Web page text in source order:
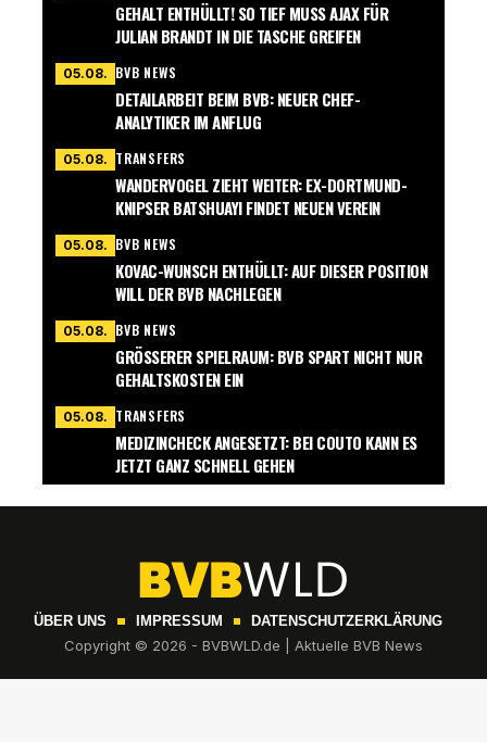
GEHALT ENTHÜLLT! SO TIEF MUSS AJAX FÜR
JULIAN BRANDT IN DIE TASCHE GREIFEN
05.08. BVB NEWS
DETAILARBEIT BEIM BVB: NEUER CHEF-
ANALYTIKER IM ANFLUG
05.08. TRANSFERS
WANDERVOGEL ZIEHT WEITER: EX-DORTMUND-
KNIPSER BATSHUAYI FINDET NEUEN VEREIN
05.08. BVB NEWS
KOVAC-WUNSCH ENTHÜLLT: AUF DIESER POSITION
WILL DER BVB NACHLEGEN
05.08. BVB NEWS
GRÖSSERER SPIELRAUM: BVB SPART NICHT NUR G
EHALTSKOSTEN EIN
05.08. TRANSFERS
MEDIZINCHECK ANGESETZT: BEI COUTO KANN ES
JETZT GANZ SCHNELL GEHEN
ÜBER UNS IMPRESSUM DATENSCHUTZERKLÄRUNG
Copyright © 2026 - BVBWLD.de | Aktuelle BVB News